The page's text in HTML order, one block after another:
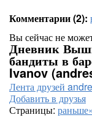
Комментарии (2):
Вы сейчас не
Дневник
бандиты в
Ivanov
Лента друзей
Добавить в друзья
Страницы: